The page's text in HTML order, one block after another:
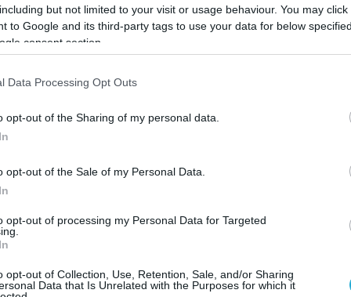
but not limited to your visit or usage behaviour. You may
to Google and its third-party tags to use your data for below
consent section.
Data Processing Opt Outs
opt-out of the Sharing of my personal data.
opt-out of the Sale of my Personal Data.
opt-out of processing my Personal Data for Targeted
opt-out of Collection, Use, Retention, Sale, and/or Sharing
Data that Is Unrelated with the Purposes for which it
την υπογραφή από τον γενικό
Ευάγγελο Βασιλάκο και προώθηση του
υπογραφεί και από τον υπουργό Εθνικής
το έγγραφο για τη διατύπωση
γαλλική κυβέρνηση (εφόσον πρόκειται για
και στη συνέχεια αναμένεται η έναρξη
με αντικείμενο την κατάρτιση της
www.defencenet.gr